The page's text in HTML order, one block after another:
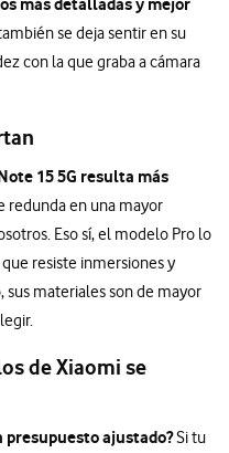
más detalladas y mejor
se deja sentir en su
con la que graba a cámara
15 5G resulta más
redunda en una mayor
Eso sí, el modelo Pro lo
resiste inmersiones y
sus materiales son de mayor
de Xiaomi se
presupuesto ajustado?Si tu